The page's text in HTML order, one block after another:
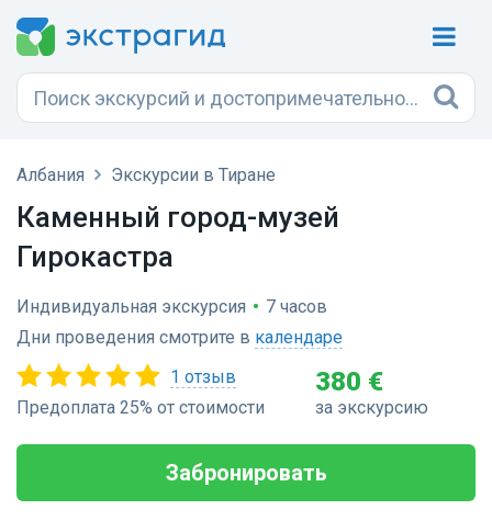
Албания Экскурсии в Тиране
Каменный город-музей
Гирокастра
Индивидуальная экскурсия • 7 часов
Дни проведения смотрите в календаре
1 отзыв
Предоплата 25% от стоимости
380 €
за экскурсию
Забронировать